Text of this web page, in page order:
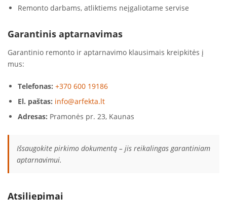
Remonto darbams, atliktiems neįgaliotame servise
Garantinis aptarnavimas
Garantinio remonto ir aptarnavimo klausimais kreipkitės į
mus:
Telefonas: +370 600 19186
El. paštas: info@arfekta.lt
Adresas: Pramonės pr. 23, Kaunas
Išsaugokite pirkimo dokumentą – jis reikalingas garantiniam
aptarnavimui.
Atsiliepimai